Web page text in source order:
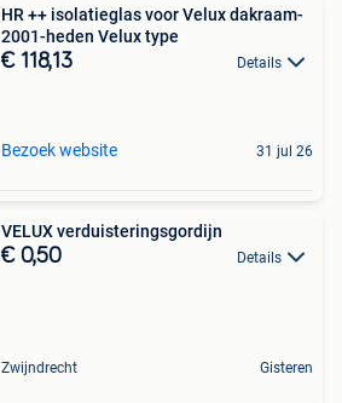
HR ++ isolatieglas voor Velux dakraam-
2001-heden Velux type
€ 118,13 Details
Bezoek website 31 jul 26
VELUX verduisteringsgordijn
€ 0,50 Details
Zwijndrecht Gisteren